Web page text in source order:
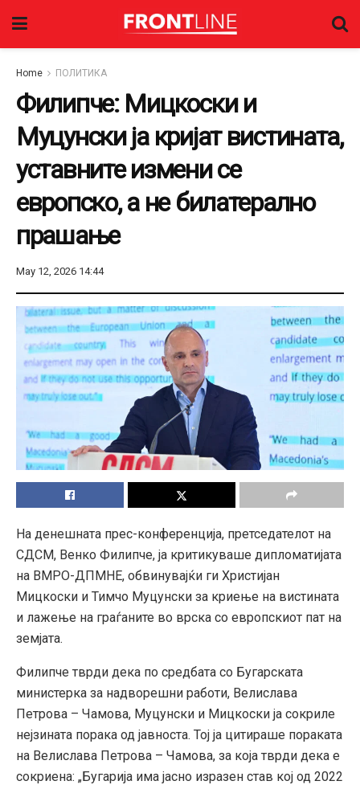
Home ПОЛИТИКА
Филипче: Мицкоски и
Муцунски ја кријат вистината,
уставните измени се
европско, а не билатерално
прашање
May 12, 2026 14:44
На денешната прес-конференција, претседателот на
СДСМ, Венко Филипче, ја критикуваше дипломатијата
на ВМРО-ДПМНЕ, обвинувајќи ги Христијан
Мицкоски и Тимчо Муцунски за криење на вистината
и лажење на граѓаните во врска со европскиот пат на
земјата.
Филипче тврди дека по средбата со Бугарската
министерка за надворешни работи, Велислава
Петрова – Чамова, Муцунски и Мицкоски ја сокриле
нејзината порака од јавноста. Тој ја цитираше пораката
на Велислава Петрова – Чамова, за која тврди дека е
сокриена: „Бугарија има јасно изразен став кој од 2022